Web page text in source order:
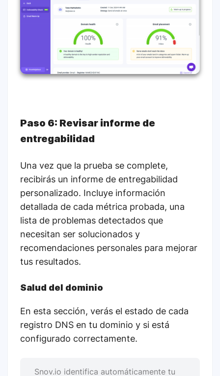
Paso 6: Revisar informe de
entregabilidad
Una vez que la prueba se complete,
recibirás un informe de entregabilidad
personalizado. Incluye información
detallada de cada métrica probada, una
lista de problemas detectados que
necesitan ser solucionados y
recomendaciones personales para mejorar
tus resultados.
Salud del dominio
En esta sección, verás el estado de cada
registro DNS en tu dominio y si está
configurado correctamente.
Snov.io identifica automáticamente tu